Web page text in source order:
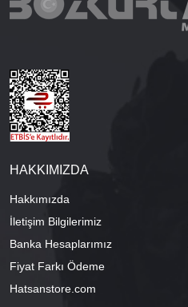
HAKKIMIZDA
Hakkımızda
İletişim Bilgilerimiz
Banka Hesaplarımız
Fiyat Farkı Ödeme
Hatsanstore.com